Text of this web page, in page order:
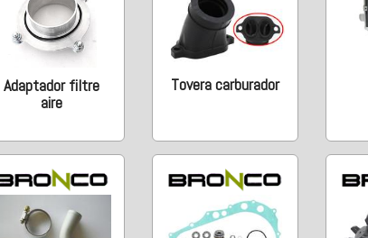
Adaptador filtre
aire
Tovera carburador